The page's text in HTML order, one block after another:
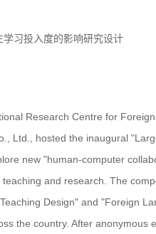
习投入度的影响研究设计
Research Centre for
Ltd., hosted the inaugural
new "human-computer
and research. The
Design" and "Foreign
the country. After